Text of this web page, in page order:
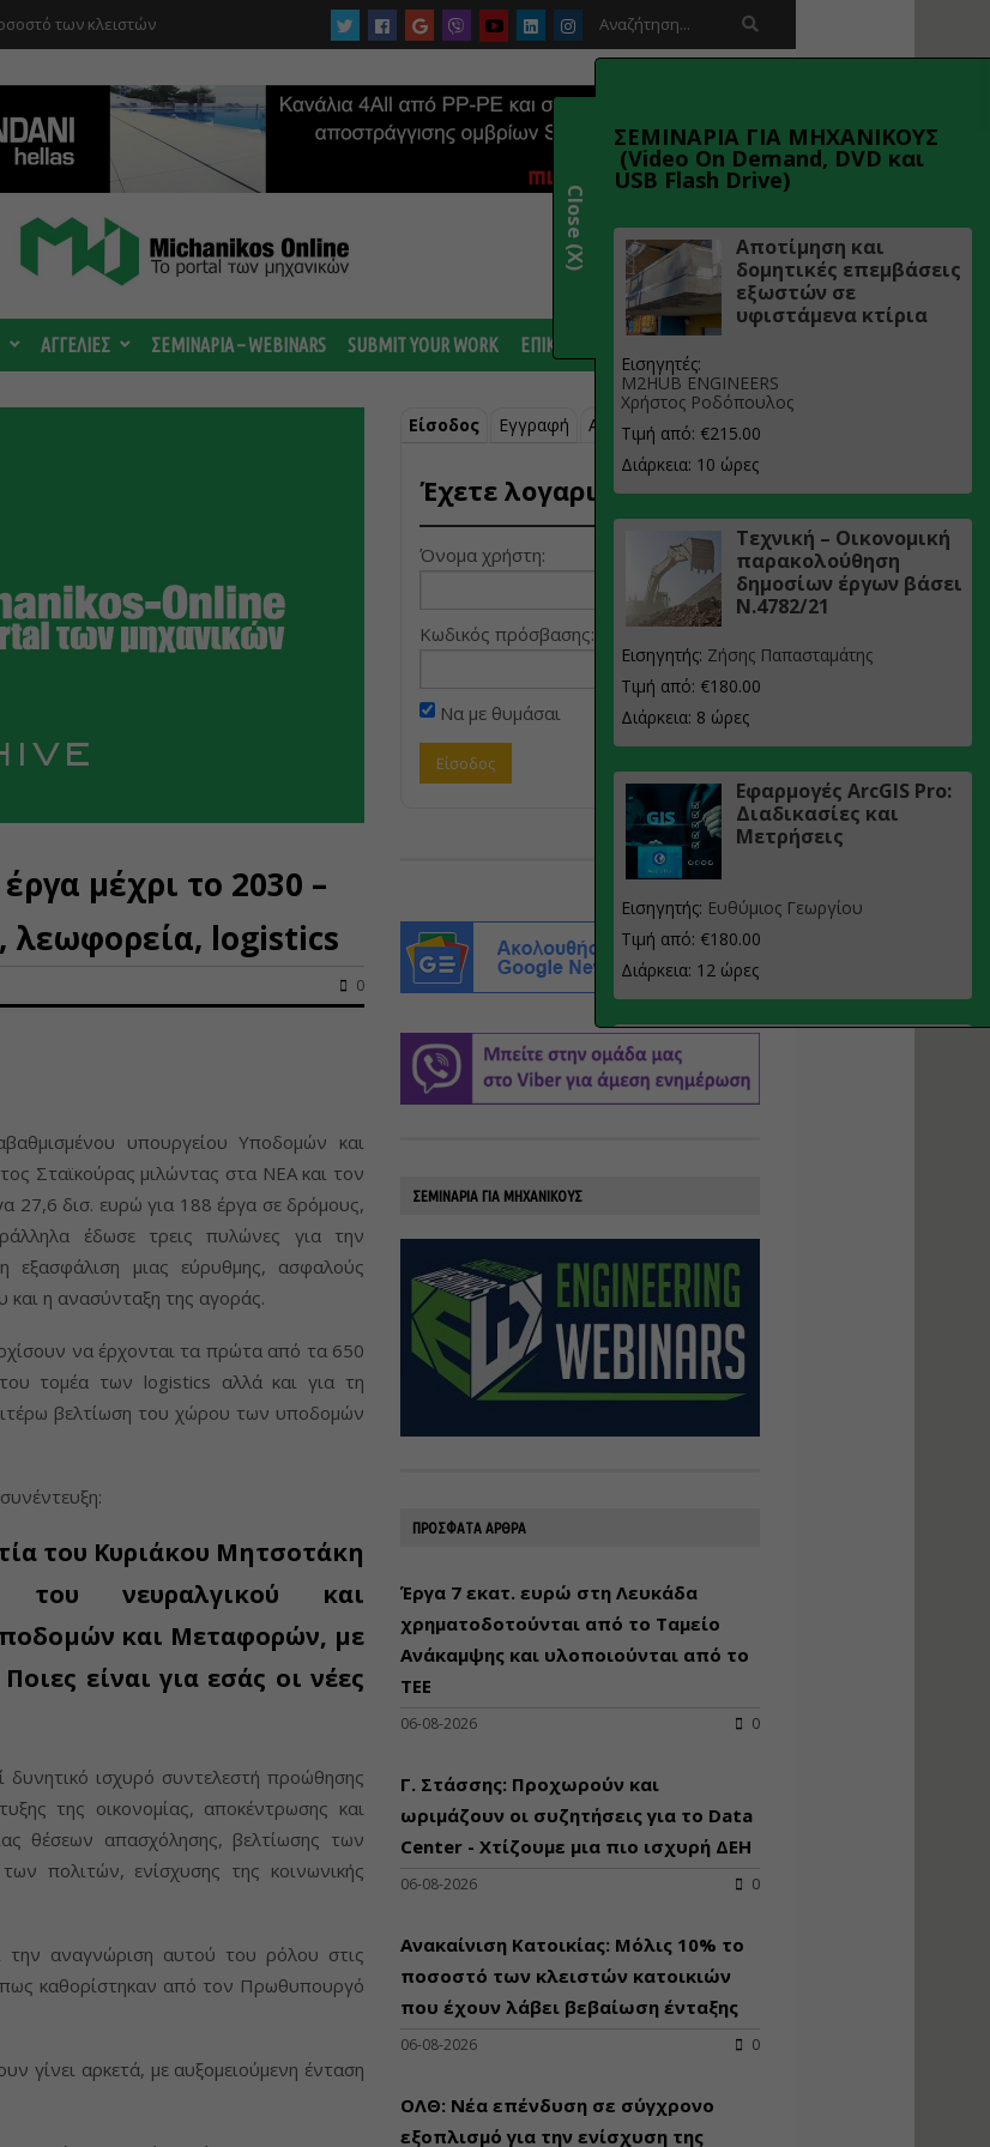
των κλειστών 
ΑΓΓΕΛΙΕΣ ΣΕΜΙΝΑΡΙΑ – WEBINARS SUBMIT YOUR WORK ΕΠΙΚΟΙΝΩΝΙΑ
μέχρι το 2030 –
λεωφορεία, logistics
0
υπουργείου Υποδομών και
Σταϊκούρας μιλώντας στα ΝΕΑ και τον
27,6 δισ. ευρώ για 188 έργα σε δρόμους,
έδωσε τρεις πυλώνες για την
εξασφάλιση μιας εύρυθμης, ασφαλούς
και η ανασύνταξη της αγοράς.
να έρχονται τα πρώτα από τα 650
τομέα των logistics αλλά και για τη
βελτίωση του χώρου των υποδομών
του Κυριάκου Μητσοτάκη
του νευραλγικού και
και Μεταφορών, με
είναι για εσάς οι νέες
ισχυρό συντελεστή προώθησης
της οικονομίας, αποκέντρωσης και
θέσεων απασχόλησης, βελτίωσης των
πολιτών, ενίσχυσης της κοινωνικής
την αναγνώριση αυτού του ρόλου στις
καθορίστηκαν από τον Πρωθυπουργό
γίνει αρκετά, με αυξομειούμενη ένταση
Είσοδος Εγγραφή Ανάκτηση κωδικού
Έχετε λογαριασμό;
Όνομα χρήστη:
Κωδικός πρόσβασης:
Να με θυμάσαι
ΣΕΜΙΝΑΡΙΑ ΓΙΑ ΜΗΧΑΝΙΚΟΥΣ
ΠΡΟΣΦΑΤΑ ΑΡΘΡΑ
Έργα 7 εκατ. ευρώ στη Λευκάδα
χρηματοδοτούνται από το Ταμείο
Ανάκαμψης και υλοποιούνται από το
ΤΕΕ
06-08-2026 0
Γ. Στάσσης: Προχωρούν και
ωριμάζουν οι συζητήσεις για το Data
Center - Χτίζουμε μια πιο ισχυρή ΔΕΗ
06-08-2026 0
Ανακαίνιση Κατοικίας: Μόλις 10% το
ποσοστό των κλειστών κατοικιών
που έχουν λάβει βεβαίωση ένταξης
06-08-2026 0
ΟΛΘ: Νέα επένδυση σε σύγχρονο
εξοπλισμό για την ενίσχυση της
ΣΕΜΙΝΑΡΙΑ ΓΙΑ ΜΗΧΑΝΙΚΟΥΣ
(Video On Demand, DVD και
USB Flash Drive)
Αποτίμηση και
δομητικές επεμβάσεις
εξωστών σε
υφιστάμενα κτίρια
Εισηγητές:
M2HUB ENGINEERS
Χρήστος Ροδόπουλος
Τιμή από: €215.00
Διάρκεια: 10 ώρες
Τεχνική – Οικονομική
παρακολούθηση
δημοσίων έργων βάσει
Ν.4782/21
Εισηγητής: Ζήσης Παπασταμάτης
Τιμή από: €180.00
Διάρκεια: 8 ώρες
Εφαρμογές ArcGIS Pro:
Διαδικασίες και
Μετρήσεις
Εισηγητής: Ευθύμιος Γεωργίου
Τιμή από: €180.00
Διάρκεια: 12 ώρες
υλοποίηση
φωτοβολταϊκών
Τιμή από: €230.00
Διάρκεια: 16 ώρες
Αρχιτεκτονικός
Σχεδιασμός με το
Rhinoceros
κoλυμβητικής
υδατοδεξαμενής
Χρήστος Ροδόπουλος
Διάρκεια: 14 ώρες
Διαδικασία
αδειοδότησης και
έκδοσης
κατάταξης
Εισηγητές:
Γραμματή Μπακλατσή
Νικόλαος Σαρούκος
Διάρκεια: 8 ώρες
Close (X)